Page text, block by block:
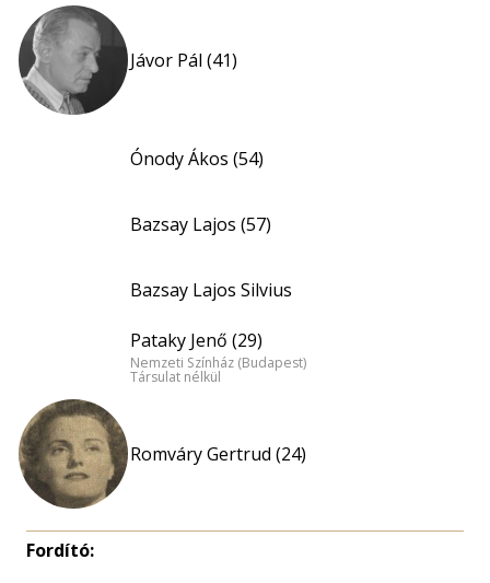
Jávor Pál (41)
Ónody Ákos (54)
Bazsay Lajos (57)
Bazsay Lajos Silvius
Pataky Jenő (29)
Nemzeti Színház (Budapest)
Társulat nélkül
Romváry Gertrud (24)
Fordító: